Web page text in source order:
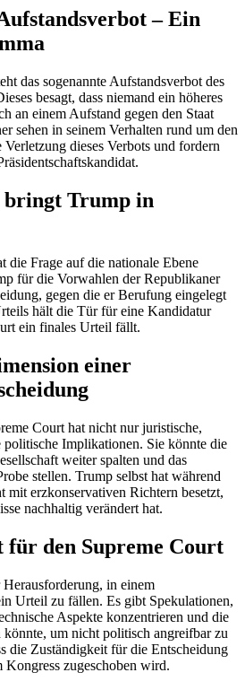
– Ein
das sogenannte Aufstandsverbot des
besagt, dass niemand ein höheres
an einem Aufstand gegen den Staat
sehen in seinem Verhalten rund um den
dieses Verbots und fordern
Trump in
die Frage auf die nationale Ebene
für die Vorwahlen der Republikaner
gegen die er Berufung eingelegt
hält die Tür für eine Kandidatur
ein finales Urteil fällt.
einer
Court hat nicht nur juristische,
politische Implikationen. Sie könnte die
weiter spalten und das
stellen. Trump selbst hat während
mit erzkonservativen Richtern besetzt,
nachhaltig verändert hat.
den Supreme Court
in einem
Urteil zu fällen. Es gibt Spekulationen,
Aspekte konzentrieren und die
könnte, um nicht politisch angreifbar zu
die Zuständigkeit für die Entscheidung
zugeschoben wird.